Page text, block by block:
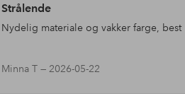
Strålende
Nydelig materiale og vakker farge, best
Minna T —2026-05-22